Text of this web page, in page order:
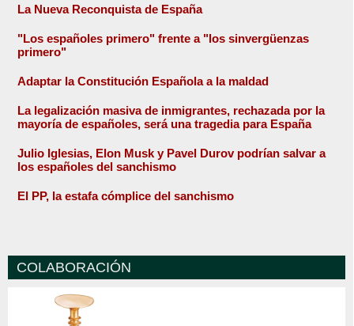
La Nueva Reconquista de España
"Los españoles primero" frente a "los sinvergüenzas
primero"
Adaptar la Constitución Española a la maldad
La legalización masiva de inmigrantes, rechazada por la
mayoría de españoles, será una tragedia para España
Julio Iglesias, Elon Musk y Pavel Durov podrían salvar a
los españoles del sanchismo
El PP, la estafa cómplice del sanchismo
COLABORACIÓN